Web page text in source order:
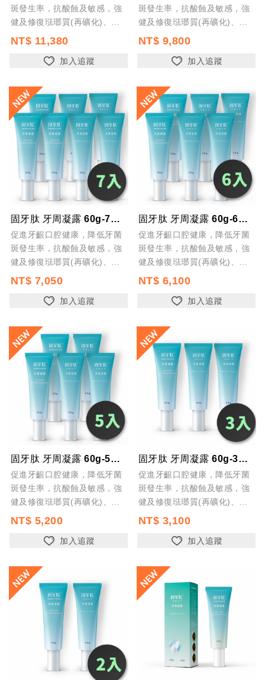
斑發生率，抗酸蝕及敏感，強
健及修復琺瑯質(再礦化)、預
防蛀牙及齲齒，預防口腔異味
NT$ 11,380
加入追蹤
斑發生率，抗酸蝕及敏感，強
健及修復琺瑯質(再礦化)、預
防蛀牙及齲齒，預防口腔異味
NT$ 9,800
加入追蹤
固牙肽 牙周凝露 60g-7入 台灣製 口腔保健 牙齦護理 專利胜肽+SGS檢驗...
促進牙齦口腔健康，降低牙菌
斑發生率，抗酸蝕及敏感，強
健及修復琺瑯質(再礦化)、預
防蛀牙及齲齒，預防口腔異味
NT$ 7,050
加入追蹤
固牙肽 牙周凝露 60g-6入 台灣製 口腔保健 牙齦護理 專利胜肽+SGS檢驗...
促進牙齦口腔健康，降低牙菌
斑發生率，抗酸蝕及敏感，強
健及修復琺瑯質(再礦化)、預
防蛀牙及齲齒，預防口腔異味
NT$ 6,100
加入追蹤
固牙肽 牙周凝露 60g-5入 台灣製 口腔保健 牙齦護理 專利胜肽+SGS檢驗...
促進牙齦口腔健康，降低牙菌
斑發生率，抗酸蝕及敏感，強
健及修復琺瑯質(再礦化)、預
防蛀牙及齲齒，預防口腔異味
NT$ 5,200
加入追蹤
固牙肽 牙周凝露 60g-3入 台灣製 口腔保健 牙齦護理 專利胜肽+SGS檢驗...
促進牙齦口腔健康，降低牙菌
斑發生率，抗酸蝕及敏感，強
健及修復琺瑯質(再礦化)、預
防蛀牙及齲齒，預防口腔異味
NT$ 3,100
加入追蹤